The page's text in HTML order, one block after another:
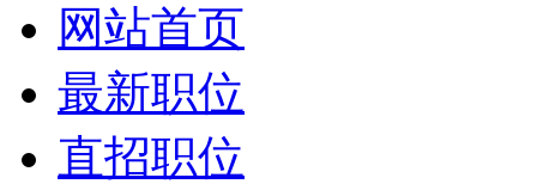
网站首页
最新职位
直招职位